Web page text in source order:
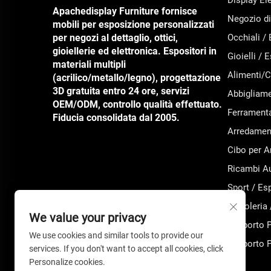
Apachedisplay Furniture fornisce
mobili per esposizione personalizzati
per negozi al dettaglio, ottici,
gioiellerie ed elettronica. Espositori in
materiali multipli
(acrilico/metallo/legno), progettazione
3D gratuita entro 24 ore, servizi
OEM/ODM, controllo qualità effettuato.
Fiducia consolidata dal 2005.
Negozio
Occhiali /
Gioielli /
Alimenti/
Cibo per
Ricambi
Sport /
Supporto
Supporto
We value your privacy
We use cookies and similar tools to provide our
services. If you don't want to accept all cookies, click
Personalize cookies.